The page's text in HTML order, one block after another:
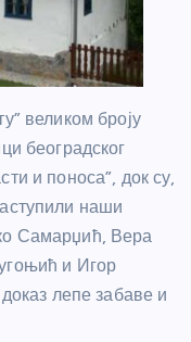
великом броју
београдског
и поноса”, док су,
наши
Самарџић, Вера
и Игор
лепе забаве и